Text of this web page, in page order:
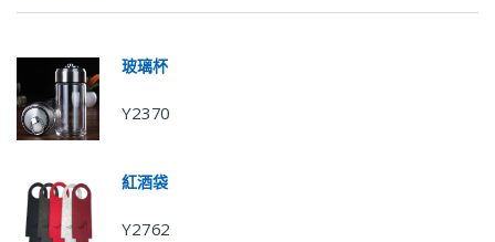
玻璃杯
Y2370
紅酒袋
Y2762